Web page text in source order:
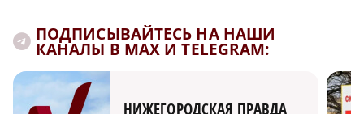
ПОДПИСЫВАЙТЕСЬ НА НАШИ
КАНАЛЫ В MAX И TELEGRAM:
НИЖЕГОРОДСКАЯ ПРАВДА